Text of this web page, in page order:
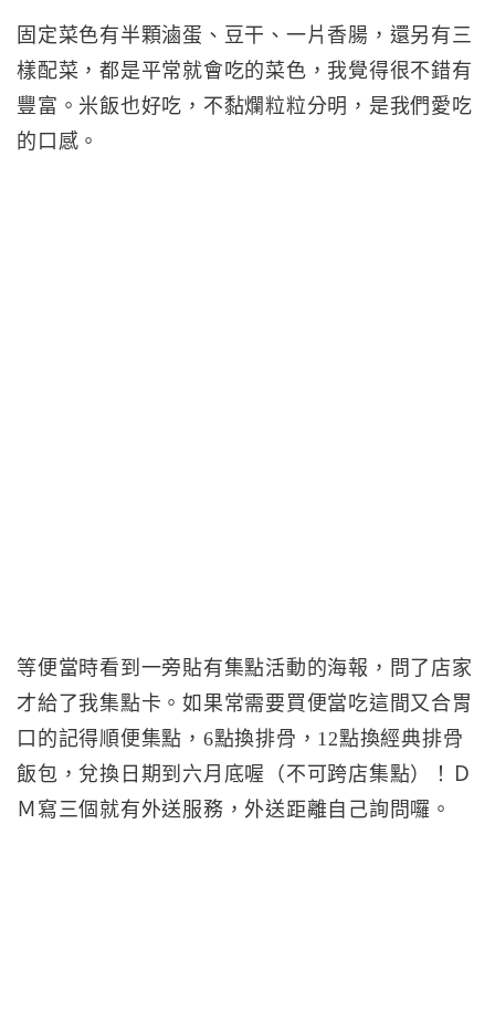
固定菜色有半顆滷蛋、豆干、一片香腸，還另有三
樣配菜，都是平常就會吃的菜色，我覺得很不錯有
豐富。米飯也好吃，不黏爛粒粒分明，是我們愛吃
的口感。
等便當時看到一旁貼有集點活動的海報，問了店家
才給了我集點卡。如果常需要買便當吃這間又合胃
口的記得順便集點，6點換排骨，12點換經典排骨
飯包，兌換日期到六月底喔（不可跨店集點）！Ｄ
Ｍ寫三個就有外送服務，外送距離自己詢問囉。